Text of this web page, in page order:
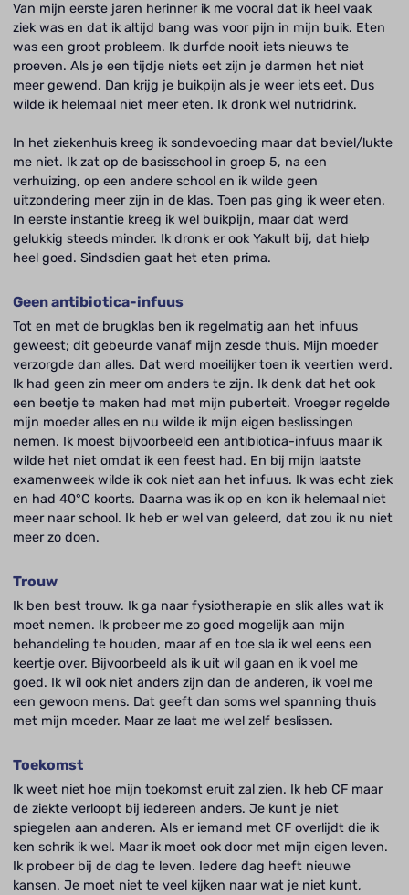
Van mijn eerste jaren herinner ik me vooral dat ik heel vaak
ziek was en dat ik altijd bang was voor pijn in mijn buik. Eten
was een groot probleem. Ik durfde nooit iets nieuws te
proeven. Als je een tijdje niets eet zijn je darmen het niet
meer gewend. Dan krijg je buikpijn als je weer iets eet. Dus
wilde ik helemaal niet meer eten. Ik dronk wel nutridrink.
In het ziekenhuis kreeg ik sondevoeding maar dat beviel/lukte
me niet. Ik zat op de basisschool in groep 5, na een
verhuizing, op een andere school en ik wilde geen
uitzondering meer zijn in de klas. Toen pas ging ik weer eten.
In eerste instantie kreeg ik wel buikpijn, maar dat werd
gelukkig steeds minder. Ik dronk er ook Yakult bij, dat hielp
heel goed. Sindsdien gaat het eten prima.
Geen antibiotica-infuus
Tot en met de brugklas ben ik regelmatig aan het infuus
geweest; dit gebeurde vanaf mijn zesde thuis. Mijn moeder
verzorgde dan alles. Dat werd moeilijker toen ik veertien werd.
Ik had geen zin meer om anders te zijn. Ik denk dat het ook
een beetje te maken had met mijn puberteit. Vroeger regelde
mijn moeder alles en nu wilde ik mijn eigen beslissingen
nemen. Ik moest bijvoorbeeld een antibiotica-infuus maar ik
wilde het niet omdat ik een feest had. En bij mijn laatste
examenweek wilde ik ook niet aan het infuus. Ik was echt ziek
en had 40°C koorts. Daarna was ik op en kon ik helemaal niet
meer naar school. Ik heb er wel van geleerd, dat zou ik nu niet
meer zo doen.
Trouw
Ik ben best trouw. Ik ga naar fysiotherapie en slik alles wat ik
moet nemen. Ik probeer me zo goed mogelijk aan mijn
behandeling te houden, maar af en toe sla ik wel eens een
keertje over. Bijvoorbeeld als ik uit wil gaan en ik voel me
goed. Ik wil ook niet anders zijn dan de anderen, ik voel me
een gewoon mens. Dat geeft dan soms wel spanning thuis
met mijn moeder. Maar ze laat me wel zelf beslissen.
Toekomst
Ik weet niet hoe mijn toekomst eruit zal zien. Ik heb CF maar
de ziekte verloopt bij iedereen anders. Je kunt je niet
spiegelen aan anderen. Als er iemand met CF overlijdt die ik
ken schrik ik wel. Maar ik moet ook door met mijn eigen leven.
Ik probeer bij de dag te leven. Iedere dag heeft nieuwe
kansen. Je moet niet te veel kijken naar wat je niet kunt,